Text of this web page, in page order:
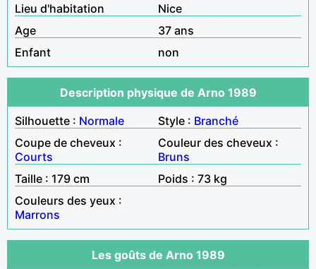
Lieu d'habitation
Nice
Age
37 ans
Enfant
non
Description physique de Arno 1989
Silhouette : Normale Style : Branché
Coupe de cheveux :
Courts
Couleur des cheveux :
Bruns
Taille : 179 cm
Poids : 73 kg
Couleurs des yeux :
Marrons
Les goûts de Arno 1989